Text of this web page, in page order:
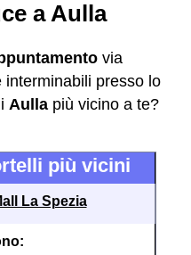
a Aulla
via
presso lo
Aulla più vicino a te?
più vicini
La Spezia